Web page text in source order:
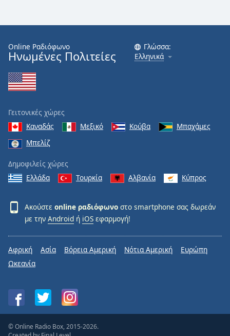
Online Ραδιόφωνο
Ηνωμένες Πολιτείες
Γλώσσα:
Ελληνικά
Γειτονικές χώρες
Καναδάς
Μεξικό Κούβα
Μπαχάμες
Μπελίζ
Δημοφιλείς χώρες
Ελλάδα
Τουρκία Αλβανία Κύπρος
Ακούστε online ραδιόφωνο στο smartphone σας δωρεάν
με την Android ή iOS εφαρμογή!
Αφρική Ασία Βόρεια Αμερική Νότια Αμερική
Ευρώπη
Ωκεανία
© Online Radio Box, 2015-2026.